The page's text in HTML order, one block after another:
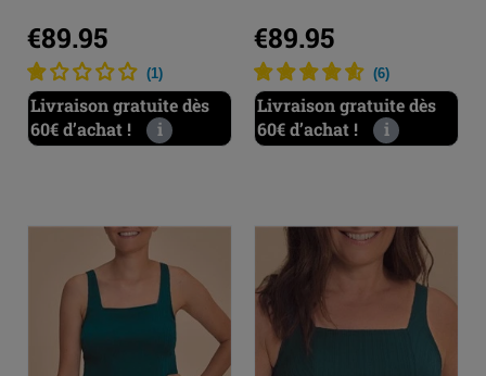
€89.95
(1)
Livraison gratuite dès
60€ d’achat !
i
€89.95
(6)
Livraison gratuite dès
60€ d’achat !
i